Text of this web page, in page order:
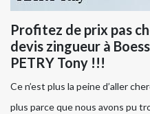
Profitez de prix pas
devis zingueur à
PETRY Tony !!!
Ce n’est plus la peine d’aller
plus parce que nous avons pu